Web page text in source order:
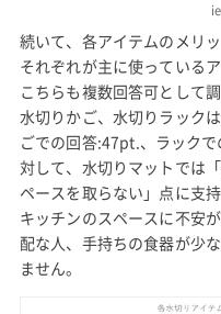
続いて、各アイテムのメリ
それぞれが主に使っている
こちらも複数回答可として調
水切りかご、水切りラック
ごでの回答:47pt.、ラック
対して、水切りマットでは
ペースを取らない」点に支
キッチンのスペースに不安
配な人、手持ちの食器が少
ません。